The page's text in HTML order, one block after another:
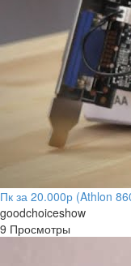
Пк за 20.000р (Athlon
goodchoiceshow
9 Просмотры